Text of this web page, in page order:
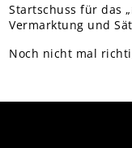
Startschuss für das
Vermarktung und
Noch nicht mal